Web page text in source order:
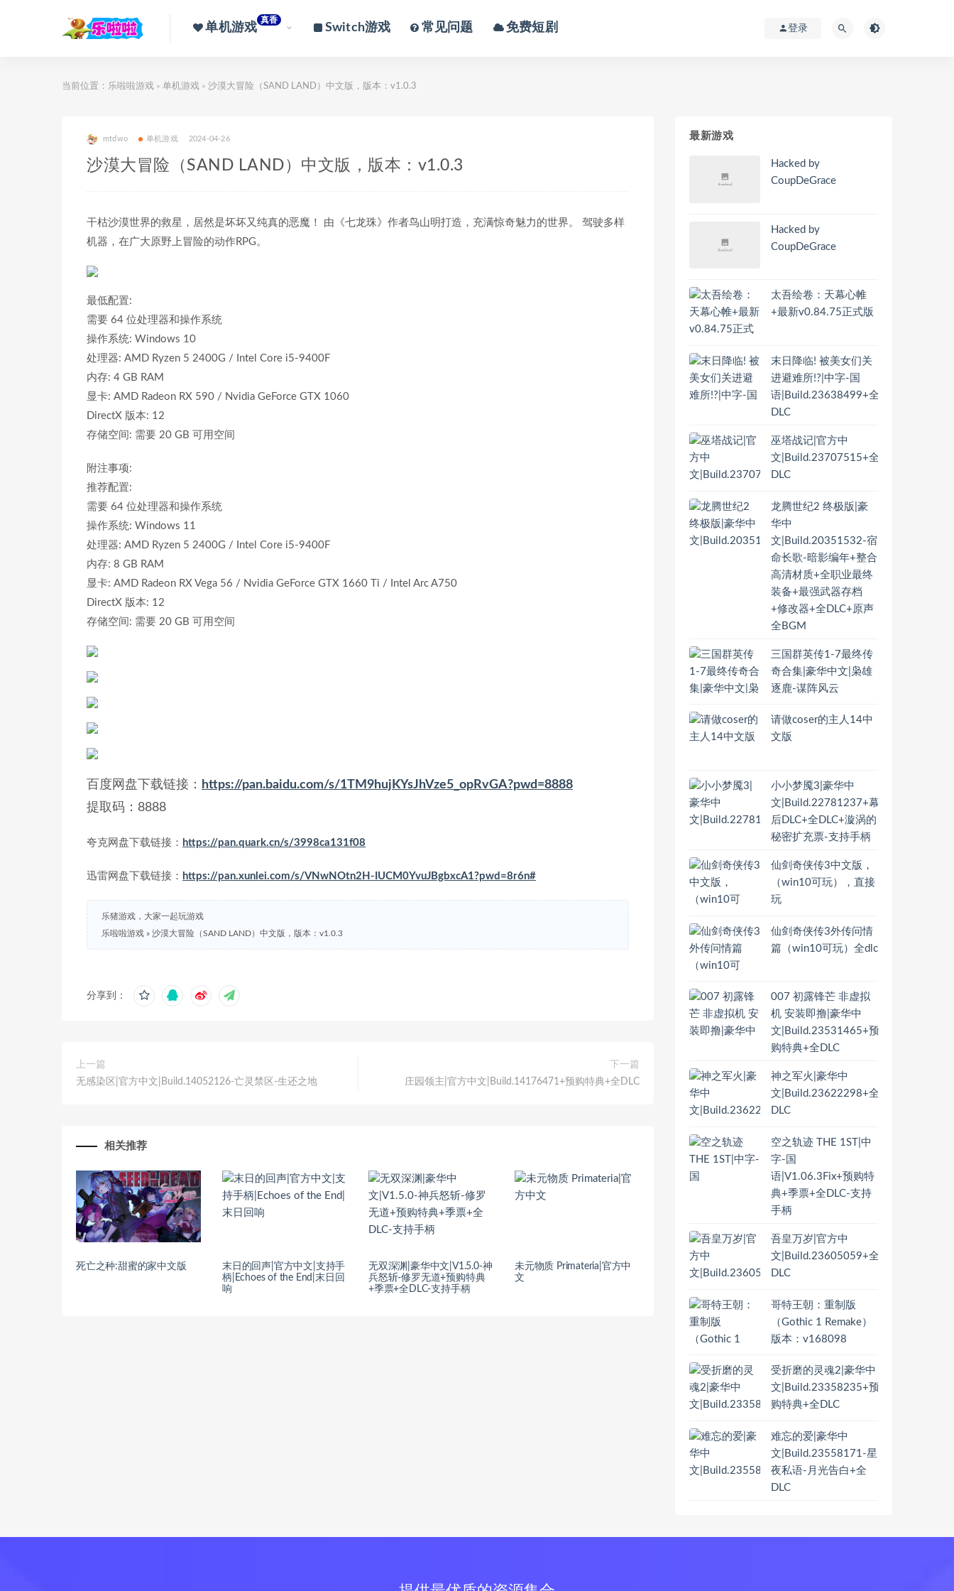
单机游戏
真香
Switch游戏 常见问题 免费短剧 登录
当前位置： 乐啦啦游戏 > 单机游戏 > 沙漠大冒险（SAND LAND）中文版，版本：v1.0.3
mtdwo 单机游戏 2024-04-26
沙漠大冒险（SAND LAND）中文版，版本：v1.0.3
干枯沙漠世界的救星，居然是坏坏又纯真的恶魔！ 由《七龙珠》作者鸟山明打造，充满惊奇魅力的世界。 驾驶多样
机器，在广大原野上冒险的动作RPG。
最低配置:
需要 64 位处理器和操作系统
操作系统: Windows 10
处理器: AMD Ryzen 5 2400G / Intel Core i5-9400F
内存: 4 GB RAM
显卡: AMD Radeon RX 590 / Nvidia GeForce GTX 1060
DirectX 版本: 12
存储空间: 需要 20 GB 可用空间
附注事项:
推荐配置:
需要 64 位处理器和操作系统
操作系统: Windows 11
处理器: AMD Ryzen 5 2400G / Intel Core i5-9400F
内存: 8 GB RAM
显卡: AMD Radeon RX Vega 56 / Nvidia GeForce GTX 1660 Ti / Intel Arc A750
DirectX 版本: 12
存储空间: 需要 20 GB 可用空间
百度网盘下载链接：
https://pan.baidu.com/s/1TM9hujKYsJhVze5_opRvGA?pwd=8888
提取码：8888
夸克网盘下载链接： https://pan.quark.cn/s/3998ca131f08
迅雷网盘下载链接： https://pan.xunlei.com/s/VNwNOtn2H-IUCM0YvuJBgbxcA1?pwd=8r6n#
乐猪游戏，大家一起玩游戏
乐啦啦游戏 » 沙漠大冒险（SAND LAND）中文版，版本：v1.0.3
分享到：
上一篇
无感染区|官方中文|Build.14052126-亡灵禁区-生还之地
下一篇
庄园领主|官方中文|Build.14176471+预购特典+全DLC
相关推荐
死亡之种:甜蜜的家中文版
末日的回声|官方中文|支持手
柄|Echoes of the End|末日回
响
无双深渊|豪华中文|V1.5.0-神
兵怒斩-修罗无道+预购特典
+季票+全DLC-支持手柄
未元物质 Primateria|官方中
文
最新游戏
Hacked by
CoupDeGrace
Hacked by
CoupDeGrace
太吾绘卷：天幕心帷
+最新v0.84.75正式版
末日降临! 被美女们关
进避难所!?|中字-国
语|Build.23638499+全
DLC
巫塔战记|官方中
文|Build.23707515+全
DLC
龙腾世纪2 终极版|豪
华中
文|Build.20351532-宿
命长歌-暗影编年+整合
高清材质+全职业最终
装备+最强武器存档
+修改器+全DLC+原声
全BGM
三国群英传1-7最终传
奇合集|豪华中文|枭雄
逐鹿-谋阵风云
请做coser的主人14中
文版
小小梦魇3|豪华中
文|Build.22781237+幕
后DLC+全DLC+漩涡的
秘密扩充票-支持手柄
仙剑奇侠传3中文版，
（win10可玩），直接
玩
仙剑奇侠传3外传问情
篇（win10可玩）全dlc
007 初露锋芒 非虚拟
机 安装即撸|豪华中
文|Build.23531465+预
购特典+全DLC
神之军火|豪华中
文|Build.23622298+全
DLC
空之轨迹 THE 1ST|中
字-国
语|V1.06.3Fix+预购特
典+季票+全DLC-支持
手柄
吾皇万岁|官方中
文|Build.23605059+全
DLC
哥特王朝：重制版
（Gothic 1 Remake）
版本：v168098
受折磨的灵魂2|豪华中
文|Build.23358235+预
购特典+全DLC
难忘的爱|豪华中
文|Build.23558171-星
夜私语-月光告白+全
DLC